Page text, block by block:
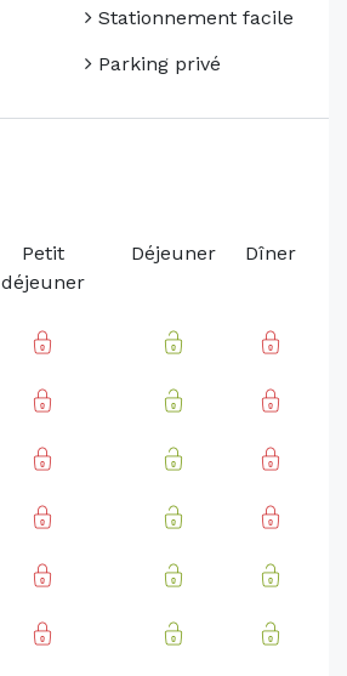
Stationnement facile
Parking privé
Petit
déjeuner
Déjeuner Dîner